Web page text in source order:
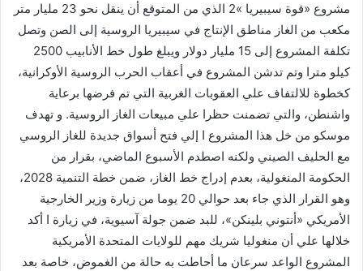
مشروع «قوة سيبيريا »2 الذي من المتوقع أن ينقل نحو 23 مليار متر
مكعب من الغاز مناطق الإنتاج في سيبيريا الروسية إلى الصن وتصل
تكلفة المشروع إلى 15 مليار دولار ويبلغ طول خط الأنابيب 2500
كيلو مترا وتم تدشن المشروع في أعقاب الحرب الروسية الأوكرانية،
كخطوة للالتفاف علي العقوبات الغربية التي تم فرضها برعاية
واشنطن، والتي تضمنت حظرا علي مبيعات الغاز الروسية. و تهدف
موسكو من خل هذا المشروع ا إلي فتح أسواق جديدة للغاز الروسي
مع الحليف الصيني ولكنه اصطدم الأسبوع الماضي، بقرار من
الحكومة المنغولية، بعدم إدراج خط الغاز، ضمن خطة التنمية 2028،
وهو القرار الذي جاء بعد حوالي 20 يوما من زيارة وزير الخارجية
الأمريكي «أنتوني بلينكن»، للبد ضمن جولة آسيوية، في زيارة ا أكد
خلالها علي أن منغوليا شريك مهم للولايات المتحدة الأمريكية
المشروع الواعد سرعان ما أحاطت به حالة من الغموض، خاصة بعد